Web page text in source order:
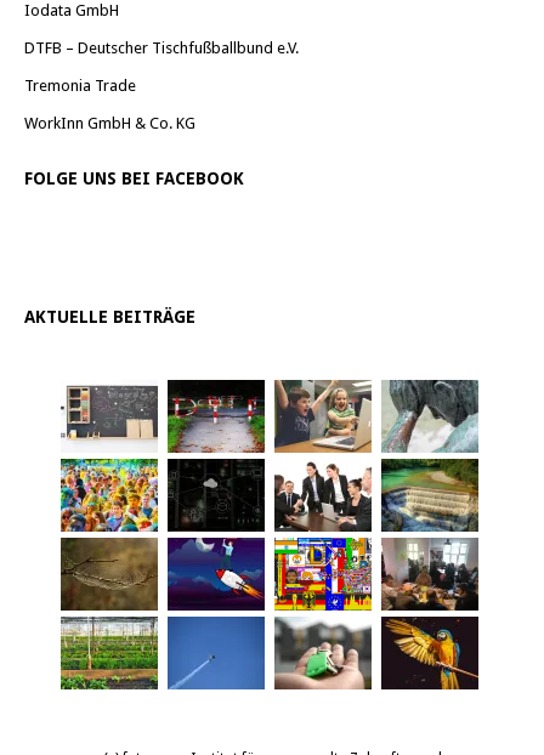
Iodata GmbH
DTFB – Deutscher Tischfußballbund e.V.
Tremonia Trade
WorkInn GmbH & Co. KG
FOLGE UNS BEI FACEBOOK
AKTUELLE BEITRÄGE